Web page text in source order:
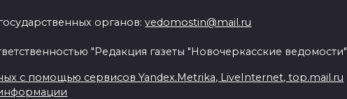
органов:vedomostin@mail.ru
"Редакция газеты "Новочеркасские ведомости"
с помощью сервисов Yandex.Metrika, LiveInternet, top.mail.ru